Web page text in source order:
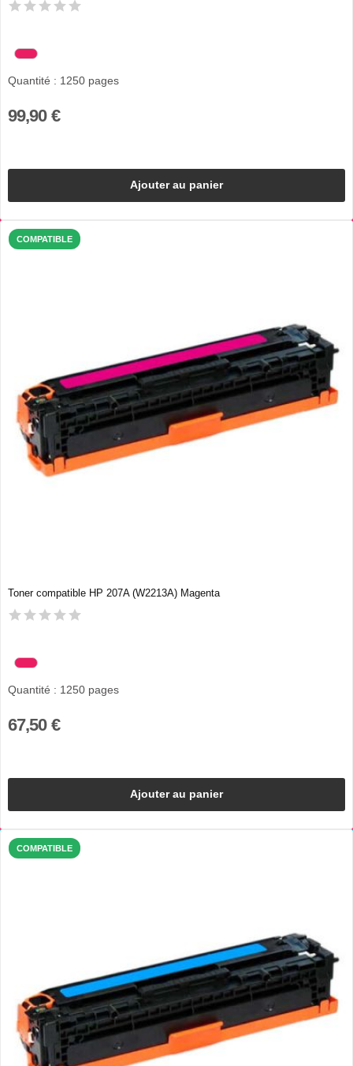
Quantité : 1250 pages
99,90 €
Ajouter au panier
COMPATIBLE
Toner compatible HP 207A (W2213A) Magenta
Quantité : 1250 pages
67,50 €
Ajouter au panier
COMPATIBLE